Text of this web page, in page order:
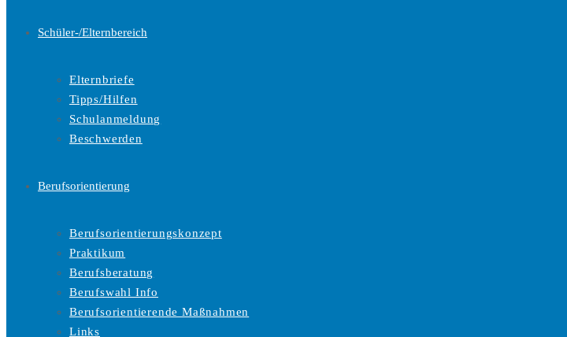
Schüler-/Elternbereich
Elternbriefe
Tipps/Hilfen
Schulanmeldung
Beschwerden
Berufsorientierung
Berufsorientierungskonzept
Praktikum
Berufsberatung
Berufswahl Info
Berufsorientierende Maßnahmen
Links